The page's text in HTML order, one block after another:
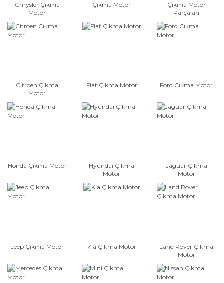
Chrysler Çıkma
Motor
Çıkma Motor
Çıkma Motor
Parçaları
Citroen Çıkma
Motor
Fiat Çıkma Motor Ford Çıkma Motor
Honda Çıkma Motor
Hyundai Çıkma
Motor
Jaguar Çıkma
Motor
Jeep Çıkma Motor Kia Çıkma Motor
Land Rover Çıkma
Motor